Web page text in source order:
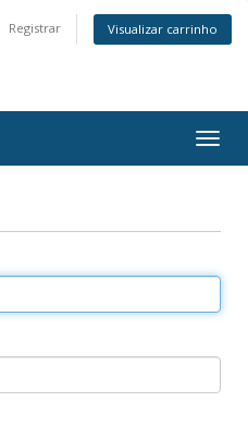
Registrar Visualizar carrinho